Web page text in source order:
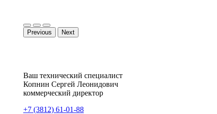
Previous Next
Ваш технический специалист
Копнин Сергей Леонидович
коммерческий директор
+7 (3812) 61-01-88